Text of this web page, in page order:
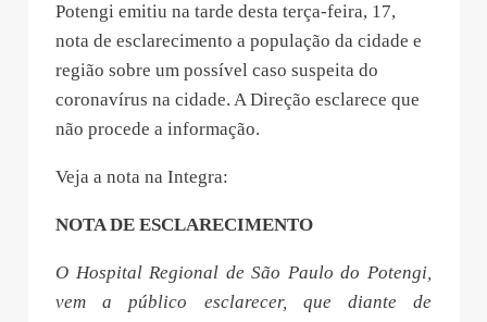
Potengi emitiu na tarde desta terça-feira, 17,
nota de esclarecimento a população da cidade e
região sobre um possível caso suspeita do
coronavírus na cidade. A Direção esclarece que
não procede a informação.
Veja a nota na Integra:
NOTA DE ESCLARECIMENTO
O Hospital Regional de São Paulo do Potengi,
vem a público esclarecer, que diante de